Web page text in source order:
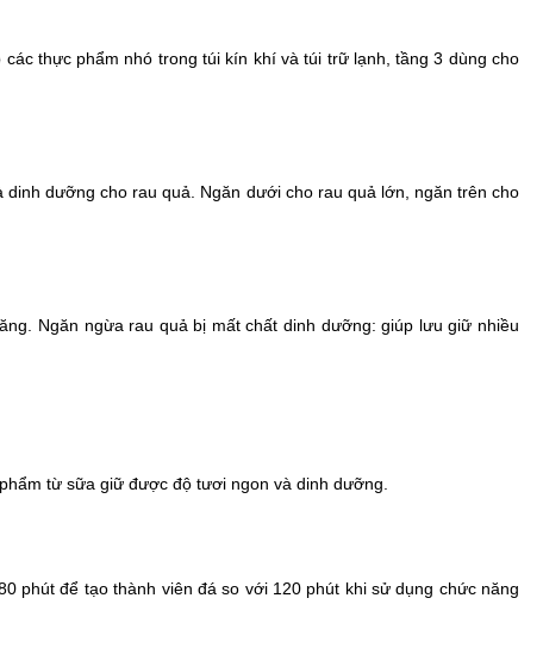
thực phẩm nhó trong túi kín khí và túi trữ lạnh, tầng 3 dùng cho
dưỡng cho rau quả. Ngăn dưới cho rau quả lớn, ngăn trên cho
Ngăn ngừa rau quả bị mất chất dinh dưỡng: giúp lưu giữ nhiều
từ sữa giữ được độ tươi ngon và dinh dưỡng.
phút để tạo thành viên đá so với 120 phút khi sử dụng chức năng